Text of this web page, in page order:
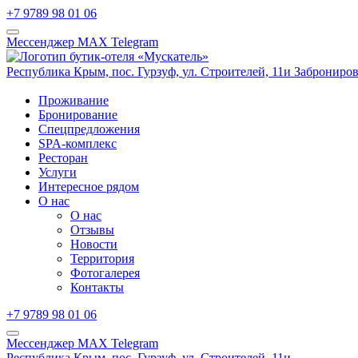
+7 9789 98 01 06
Мессенджер MAX Telegram
Республика Крым, пос. Гурзуф, ул. Строителей, 11и
Проживание
Бронирование
Спецпредложения
SPA-комплекс
Ресторан
Услуги
Интересное рядом
О нас
О нас
Отзывы
Новости
Территория
Фотогалерея
Контакты
+7 9789 98 01 06
Мессенджер MAX Telegram